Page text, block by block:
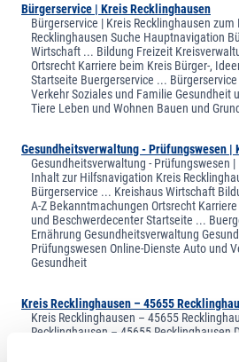
Bürgerservice | Kreis Recklinghausen
Bürgerservice | Kreis Recklinghausen
Recklinghausen Suche Hauptnavigation
Wirtschaft ... Bildung Freizeit
Ortsrecht Karriere beim Kreis Bürger-,
Startseite Buergerservice ...
Verkehr Soziales und Familie Gesundheit
Tiere Leben und Wohnen Bauen und
Gesundheitsverwaltung - Prüfungswesen |
Gesundheitsverwaltung - Prüfungswesen
Inhalt zur Hilfsnavigation Kreis
Bürgerservice ... Kreishaus Wirtschaft
A-Z Bekanntmachungen Ortsrecht
und Beschwerdecenter Startseite ...
Ernährung Gesundheitsverwaltung
Prüfungswesen Online-Dienste Auto und
Gesundheit
Kreis Recklinghausen – 45655
Kreis Recklinghausen – 45655
Recklinghausen – 45655 Recklinghausen
ehrenamtlichen Vereine ... in der